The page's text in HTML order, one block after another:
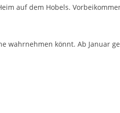
auf dem Hobels.
wahrnehmen könnt. Ab Januar